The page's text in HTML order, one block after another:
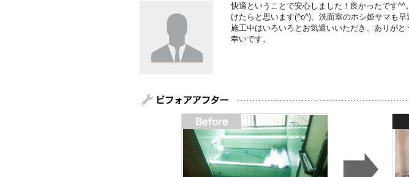
快適ということで安心しました！良かったです
けたらと思います(^o^)。洗面室のホシ姫サマも
施工中はいろいろとお気遣いいただき、ありが
幸いです。